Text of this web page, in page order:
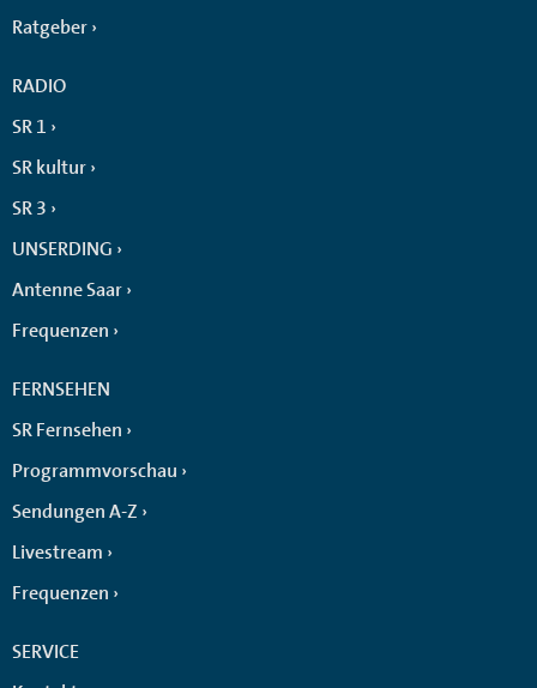
Ratgeber
RADIO
SR 1
SR kultur
SR 3
UNSERDING
Antenne Saar
Frequenzen
FERNSEHEN
SR Fernsehen
Programmvorschau
Sendungen A-Z
Livestream
Frequenzen
SERVICE